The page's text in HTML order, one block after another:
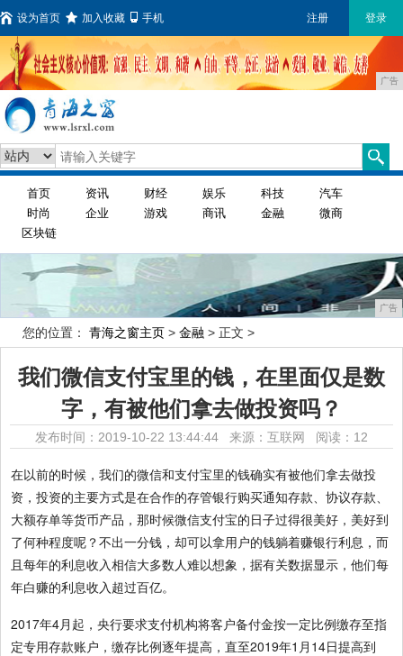
设为首页 加入收藏 手机 注册 登录
广告
首页 资讯 财经 娱乐 科技
汽车
时尚
企业 游戏 商讯 金融
微商
区块链
广告
您的位置： 青海之窗主页 > 金融 > 正文 >
我们微信支付宝里的钱，在里面仅是数
字，有被他们拿去做投资吗？
发布时间：2019-10-22 13:44:44 来源：互联网 阅读：12
在以前的时候，我们的微信和支付宝里的钱确实有被他们拿去做投
资，投资的主要方式是在合作的存管银行购买通知存款、协议存款、
大额存单等货币产品，那时候微信支付宝的日子过得很美好，美好到
了何种程度呢？不出一分钱，却可以拿用户的钱躺着赚银行利息，而
且每年的利息收入相信大多数人难以想象，据有关数据显示，他们每
年白赚的利息收入超过百亿。
2017年4月起，央行要求支付机构将客户备付金按一定比例缴存至指
定专用存款账户，缴存比例逐年提高，直至2019年1月14日提高到